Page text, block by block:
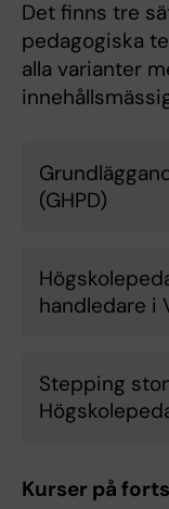
Det finns tre
pedagogiska
alla varianter
(GHPD)
handledare i
Stepping
Kurser på